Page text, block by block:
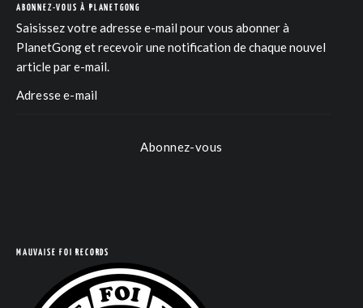
ABONNEZ-VOUS À PLANETGONG
Saisissez votre adresse e-mail pour vous abonner à
PlanetGong et recevoir une notification de chaque nouvel
article par e-mail.
Abonnez-vous
MAUVAISE FOI RECORDS